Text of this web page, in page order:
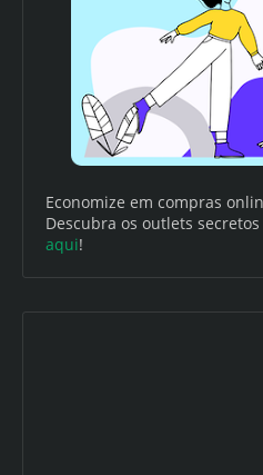
Economize em compras
Descubra os outlets
aqui!